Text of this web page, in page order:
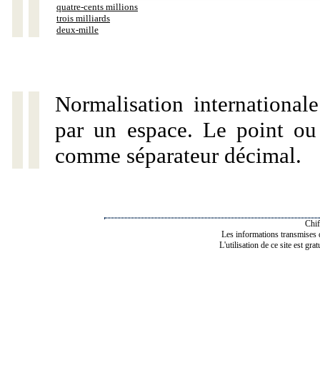
quatre-cents millions
trois milliards
deux-mille
Normalisation
par un espace. Le point
comme séparateur décimal.
Les informations transmises
L'utilisation de ce site est